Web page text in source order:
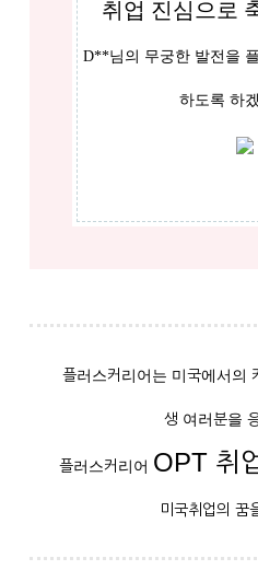
취업 진심으로
D**님의 무궁한 발전을
하도록 하
플러스커리어는 미국에서의
생 여러분을
플러스커리어 OPT 취
미국취업의 꿈